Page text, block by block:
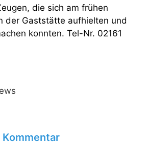
die sich am frühen
der Gaststätte aufhielten und
konnten. Tel-Nr. 02161